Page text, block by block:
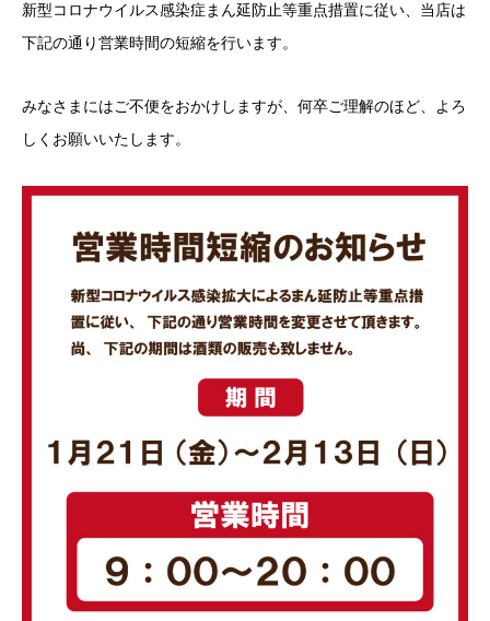
新型コロナウイルス感染症まん延防止等重点措置に従い、当店は
下記の通り営業時間の短縮を行います。
みなさまにはご不便をおかけしますが、何卒ご理解のほど、よろ
しくお願いいたします。